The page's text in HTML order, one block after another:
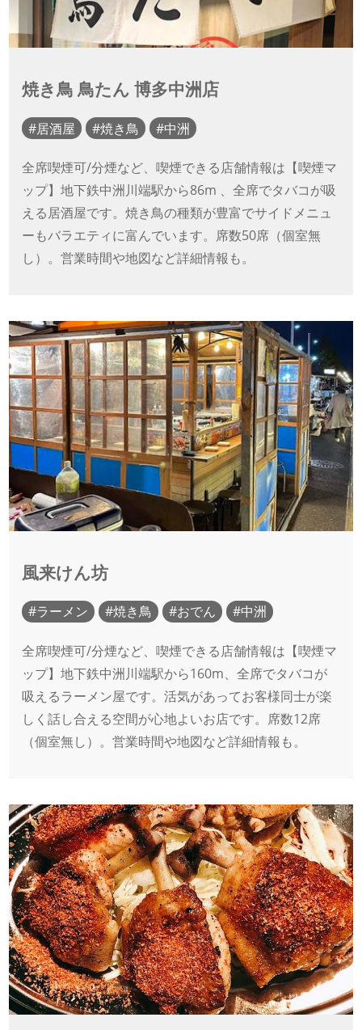
焼き鳥 鳥たん 博多中洲店
居酒屋 焼き鳥 中洲
全席喫煙可/分煙など、喫煙できる店舗情報は【喫煙マ
ップ】地下鉄中洲川端駅から86m 、全席でタバコが吸
える居酒屋です。焼き鳥の種類が豊富でサイドメニュ
ーもバラエティに富んでいます。席数50席（個室無
し）。営業時間や地図など詳細情報も。
風来けん坊
ラーメン 焼き鳥 おでん 中洲
全席喫煙可/分煙など、喫煙できる店舗情報は【喫煙マ
ップ】地下鉄中洲川端駅から160m、全席でタバコが
吸えるラーメン屋です。活気があってお客様同士が楽
しく話し合える空間が心地よいお店です。席数12席
（個室無し）。営業時間や地図など詳細情報も。